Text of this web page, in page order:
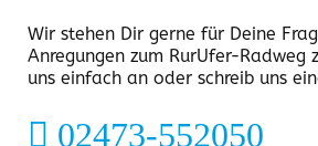
Wir stehen Dir gerne für Deine
Anregungen zum RurUfer-Radweg
uns einfach an oder schreib uns
02473-552050